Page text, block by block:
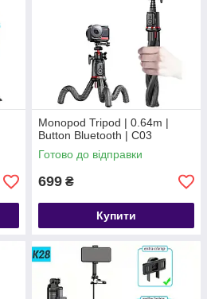
Monopod Tripod | 0.64m |
Button Bluetooth | C03
Готово до відправки
699 ₴
Купити